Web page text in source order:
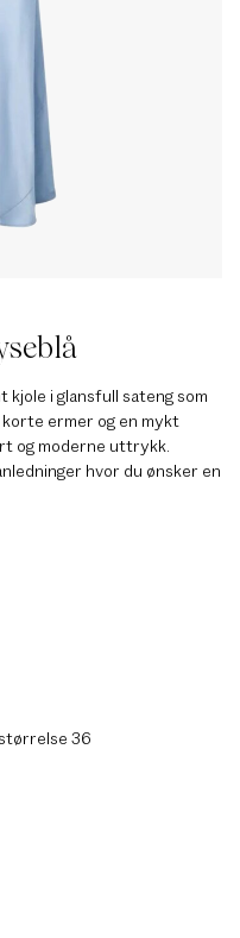
kjole i glansfull sateng som
ermer og en mykt
og moderne uttrykk.
hvor du ønsker en
36